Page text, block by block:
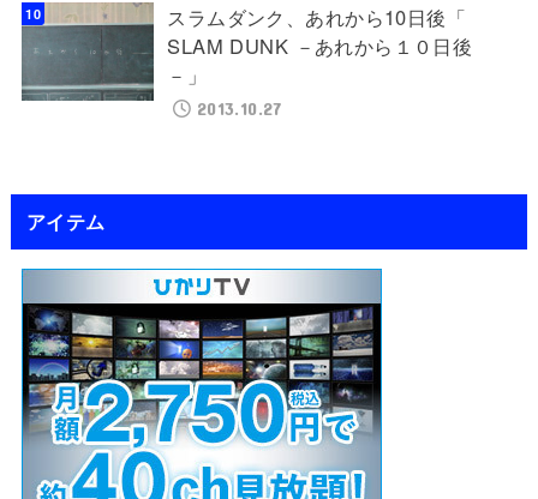
スラムダンク、あれから10日後「
SLAM DUNK －あれから１０日後
－」
2013.10.27
アイテム